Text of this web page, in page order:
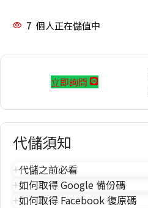
7 個人正在儲值中
立即詢問
代儲須知
代儲之前必看
如何取得 Google 備份碼
如何取得 Facebook 復原碼